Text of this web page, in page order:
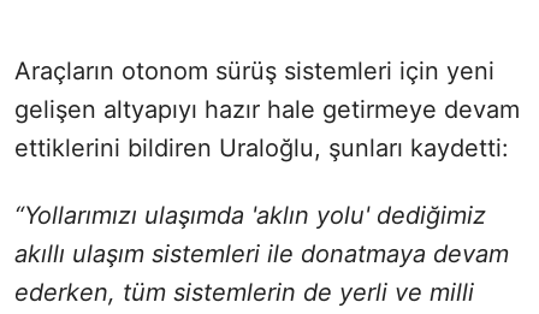
Araçların otonom sürüş sistemleri için yeni
gelişen altyapıyı hazır hale getirmeye devam
ettiklerini bildiren Uraloğlu, şunları kaydetti:
“Yollarımızı ulaşımda 'aklın yolu' dediğimiz
akıllı ulaşım sistemleri ile donatmaya devam
ederken, tüm sistemlerin de yerli ve milli